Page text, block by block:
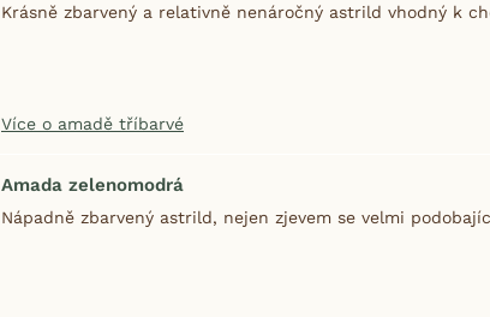
Krásně zbarvený a relativně nenáročný astrild vhodný k
Více o amadě tříbarvé
Amada zelenomodrá
Nápadně zbarvený astrild, nejen zjevem se velmi